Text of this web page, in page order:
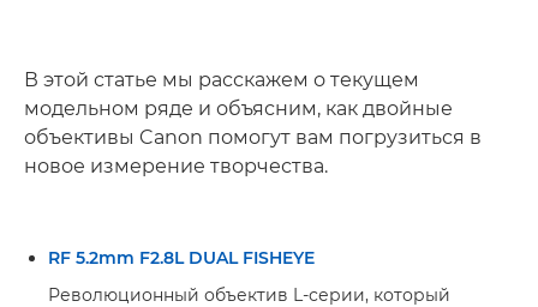
В этой статье мы расскажем о текущем
модельном ряде и объясним, как двойные
объективы Canon помогут вам погрузиться в
новое измерение творчества.
RF 5.2mm F2.8L DUAL FISHEYE
Революционный объектив L-серии, который